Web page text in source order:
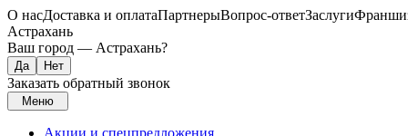
О насДоставка и оплатаПартнерыВопрос-ответЗаслуги
Астрахань
Ваш город — Астрахань?
Заказать обратный звонок
Меню
Акции и спецпредложения